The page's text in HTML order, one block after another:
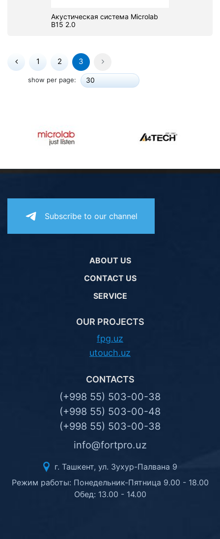
Акустическая система Microlab
B15 2.0
1 2 3
show per page: 30
Subscribe to our channel
ABOUT US
CONTACT US
SERVICE
OUR PROJECTS
fpg.uz
utouch.uz
CONTACTS
(+998 55) 503-00-38
(+998 55) 503-00-48
(+998 55) 503-00-38
info@fortpro.uz
г. Ташкент, ул. Зухур-Палвана 9
Режим работы: Понедельник-Пятница 9.00 - 18.00
Обед: 13.00 - 14.00